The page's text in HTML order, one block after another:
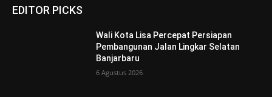
EDITOR PICKS
Wali Kota Lisa Percepat Persiapan
Pembangunan Jalan Lingkar Selatan
Banjarbaru
6 Agustus 2026